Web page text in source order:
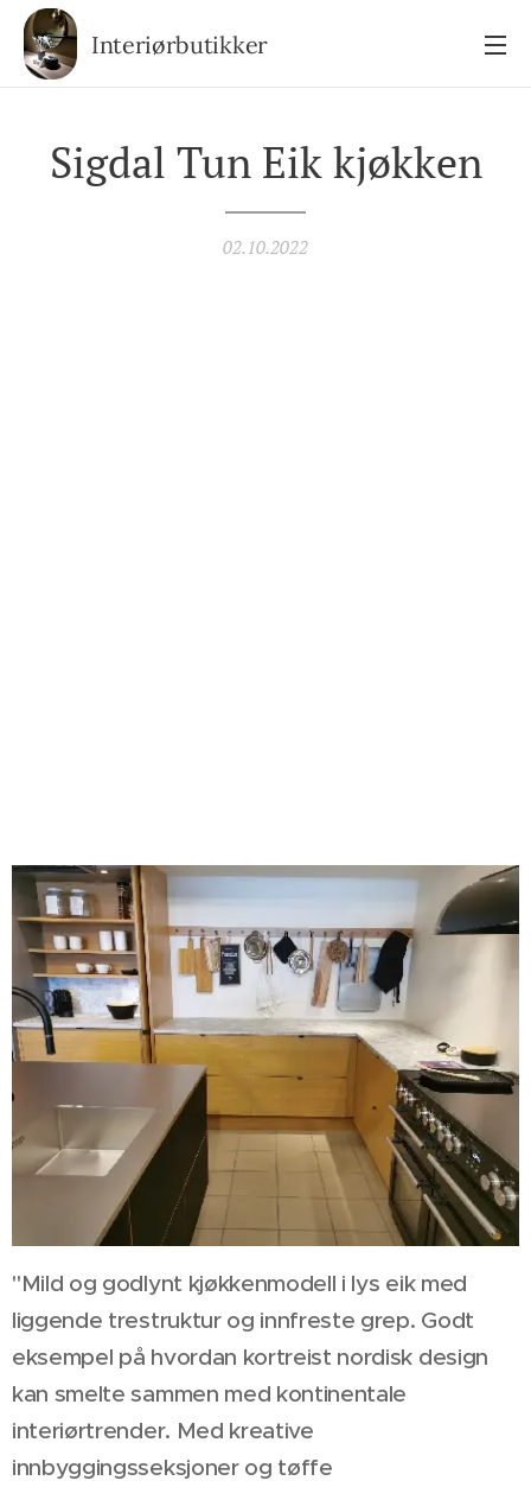
Interiørbutikker
Sigdal Tun Eik kjøkken
02.10.2022
"Mild og godlynt kjøkkenmodell i lys eik med
liggende trestruktur og innfreste grep. Godt
eksempel på hvordan kortreist nordisk design
kan smelte sammen med kontinentale
interiørtrender. Med kreative
innbyggingsseksjoner og tøffe